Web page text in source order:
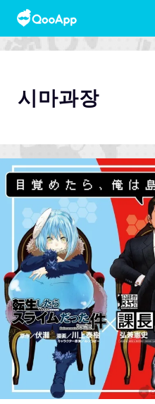
시마과장